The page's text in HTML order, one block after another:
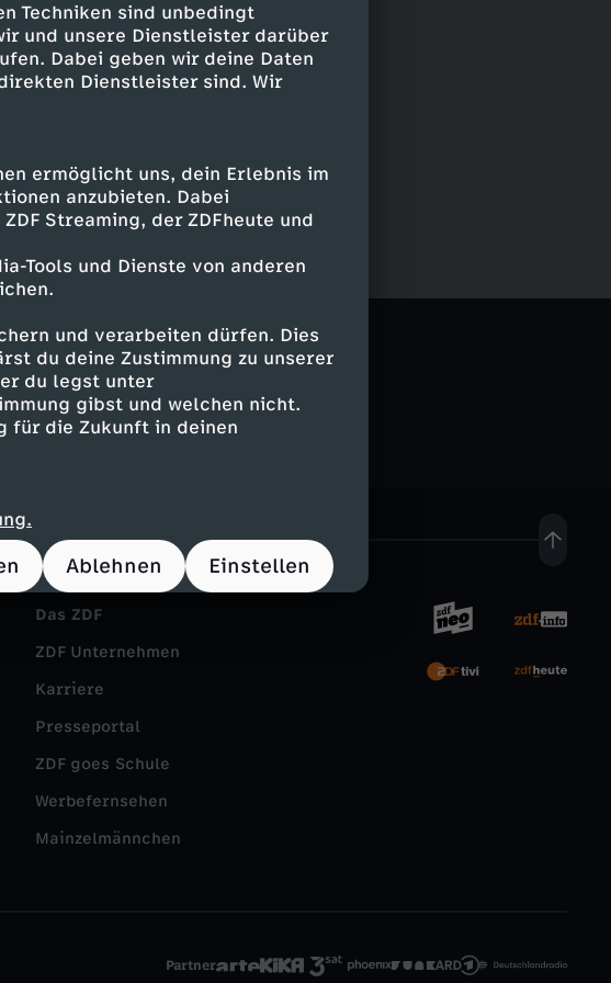
Techniken sind unbedingt
und unsere Dienstleister darüber
Dabei geben wir deine Daten
Dienstleister sind. Wir
ermöglicht uns, dein Erlebnis im
anzubieten. Dabei
Streaming, der ZDFheute und
Tools und Dienste von anderen
und verarbeiten dürfen. Dies
du deine Zustimmung zu unserer
du legst unter
gibst und welchen nicht.
für die Zukunft in deinen
Ablehnen Einstellen
Untertitel
Das ZDF
ZDF Unternehmen
Karriere
Presseportal
ZDF goes Schule
Werbefernsehen
Mainzelmännchen
Partner